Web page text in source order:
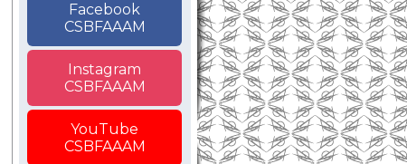
Facebook
CSBFAAAM
Instagram
CSBFAAAM
YouTube
CSBFAAAM